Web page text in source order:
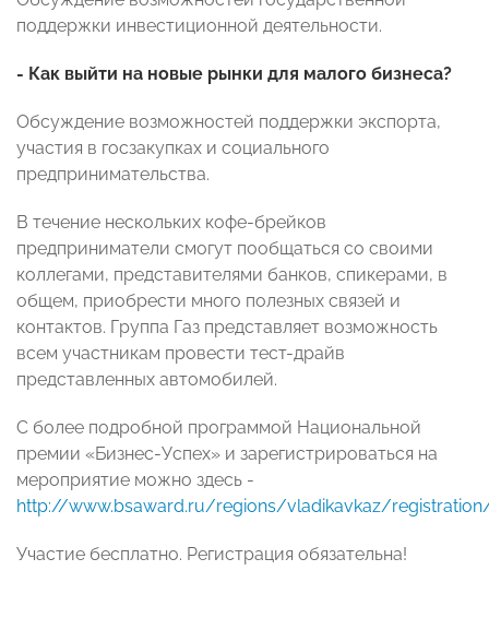
поддержки инвестиционной деятельности.
- Как выйти на новые рынки для малого бизнеса?
Обсуждение возможностей поддержки экспорта,
участия в госзакупках и социального
предпринимательства.
В течение нескольких кофе-брейков
предприниматели смогут пообщаться со своими
коллегами, представителями банков, спикерами, в
общем, приобрести много полезных связей и
контактов. Группа Газ представляет возможность
всем участникам провести тест-драйв
представленных автомобилей.
С более подробной программой Национальной
премии «Бизнес-Успех» и зарегистрироваться на
мероприятие можно здесь -
http://www.bsaward.ru/regions/vladikavkaz/
Участие бесплатно. Регистрация обязательна!